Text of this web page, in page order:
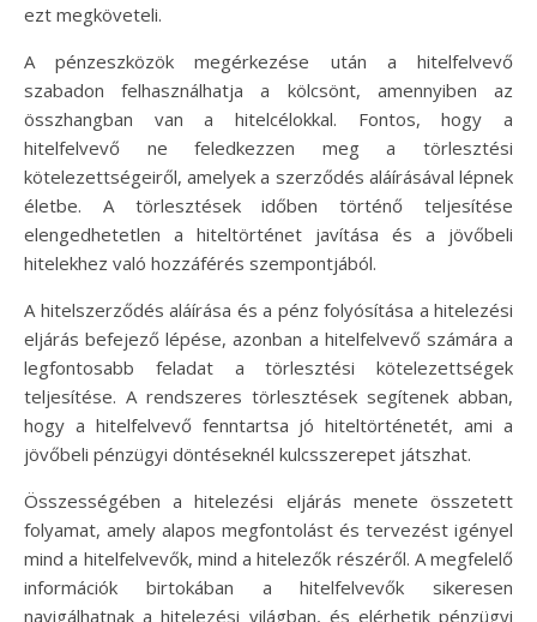
ezt megköveteli.
A pénzeszközök megérkezése után a hitelfelvevő
szabadon felhasználhatja a kölcsönt, amennyiben az
összhangban van a hitelcélokkal. Fontos, hogy a
hitelfelvevő ne feledkezzen meg a törlesztési
kötelezettségeiről, amelyek a szerződés aláírásával lépnek
életbe. A törlesztések időben történő teljesítése
elengedhetetlen a hiteltörténet javítása és a jövőbeli
hitelekhez való hozzáférés szempontjából.
A hitelszerződés aláírása és a pénz folyósítása a hitelezési
eljárás befejező lépése, azonban a hitelfelvevő számára a
legfontosabb feladat a törlesztési kötelezettségek
teljesítése. A rendszeres törlesztések segítenek abban,
hogy a hitelfelvevő fenntartsa jó hiteltörténetét, ami a
jövőbeli pénzügyi döntéseknél kulcsszerepet játszhat.
Összességében a hitelezési eljárás menete összetett
folyamat, amely alapos megfontolást és tervezést igényel
mind a hitelfelvevők, mind a hitelezők részéről. A megfelelő
információk birtokában a hitelfelvevők sikeresen
navigálhatnak a hitelezési világban, és elérhetik pénzügyi